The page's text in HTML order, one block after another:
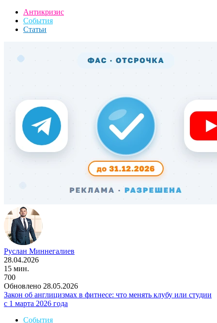
Антикризис
События
Статьи
Руслан Миннегалиев
28.04.2026
15 мин.
700
Обновлено 28.05.2026
Закон об англицизмах в фитнесе: что менять клубу или студии
с 1 марта 2026 года
События